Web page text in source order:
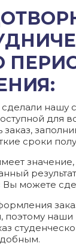
нашу
для
заказ,
сроки
Вы можете
поэтому